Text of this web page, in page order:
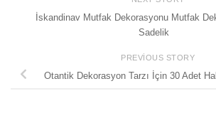
İskandinav Mutfak Dekorasyonu Mutfak
Sadelik
PREVIOUS STORY
Otantik Dekorasyon Tarzı İçin 30 Adet